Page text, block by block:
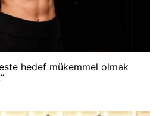
hedef mükemmel olmak